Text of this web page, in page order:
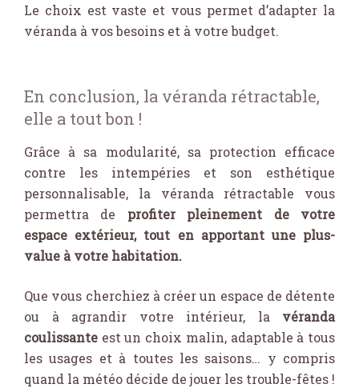
Le choix est vaste et vous permet d’adapter la
véranda à vos besoins et à votre budget.
En conclusion, la véranda rétractable,
elle a tout bon !
Grâce à sa modularité, sa protection efficace
contre les intempéries et son esthétique
personnalisable, la véranda rétractable vous
permettra de profiter pleinement de votre
espace extérieur, tout en apportant une plus-
value à votre habitation.
Que vous cherchiez à créer un espace de détente
ou à agrandir votre intérieur, la véranda
coulissante est un choix malin, adaptable à tous
les usages et à toutes les saisons… y compris
quand la météo décide de jouer les trouble-fêtes !